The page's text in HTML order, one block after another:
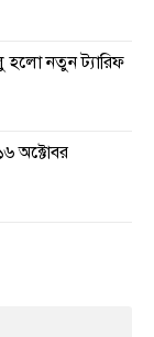
হলো নতুন ট্যারিফ
অক্টোবর